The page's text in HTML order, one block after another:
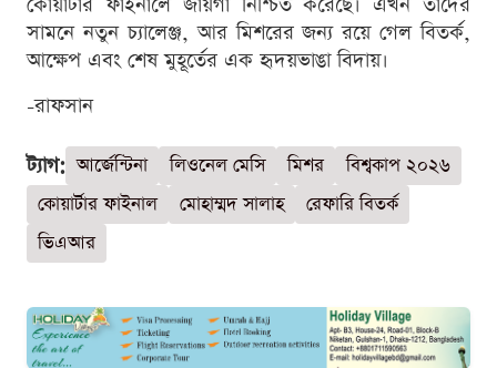
সামনে নতুন চ্যালেঞ্জ, আর মিশরের জন্য রয়ে গেল বিতর্ক,
আক্ষেপ এবং শেষ মুহূর্তের এক হৃদয়ভাঙা বিদায়।
-রাফসান
ট্যাগ: আর্জেন্টিনা লিওনেল মেসি মিশর
বিশ্বকাপ ২০২৬
কোয়ার্টার ফাইনাল
মোহাম্মদ সালাহ
রেফারি বিতর্ক
ভিএআর